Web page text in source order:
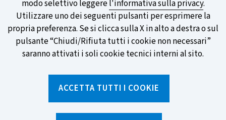
cookie
modo selettivo leggerel'informativa sulla privacy.
Utilizzare uno dei seguenti pulsanti per esprimere la
propria preferenza. Se si clicca sulla X in alto a destra o sul
pulsante “Chiudi/Rifiuta tutti i cookie non necessari”
saranno attivati i soli cookie tecnici interni al sito.
ACCETTA TUTTI I COOKIE
SCOPRI DI PIÙ